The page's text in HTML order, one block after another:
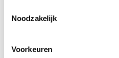
Noodzakelijk
Voorkeuren